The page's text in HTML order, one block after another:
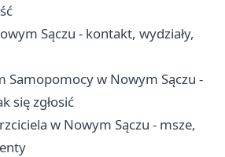
Sączu - kontakt, wydziały,
Samopomocy w Nowym Sączu -
się zgłosić
w Nowym Sączu - msze,